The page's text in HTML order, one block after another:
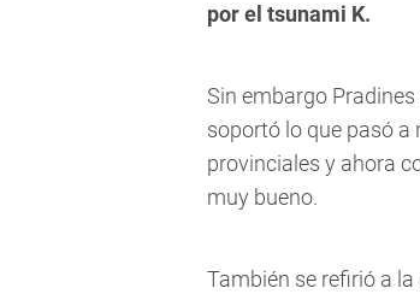
por el tsunami K.
Sin embargo Pradines
soportó lo que pasó a
provinciales y ahora
muy bueno.
También se refirió a la